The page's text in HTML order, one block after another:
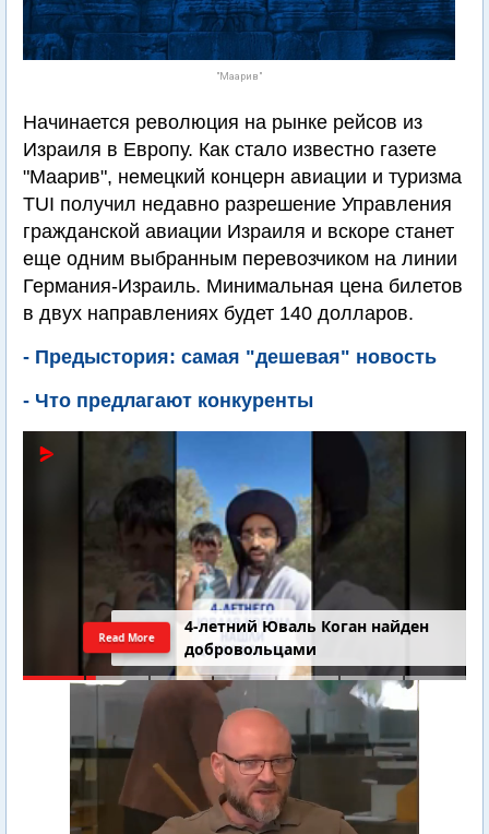
"Маарив"
Начинается революция на рынке рейсов из
Израиля в Европу. Как стало известно газете
"Маарив", немецкий концерн авиации и туризма
TUI получил недавно разрешение Управления
гражданской авиации Израиля и вскоре станет
еще одним выбранным перевозчиком на линии
Германия-Израиль. Минимальная цена билетов
в двух направлениях будет 140 долларов.
- Предыстория: самая "дешевая" новость
- Что предлагают конкуренты
4-летний Юваль Коган найден
добровольцами
Read More